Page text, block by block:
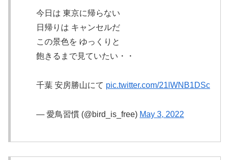
今日は 東京に帰らない
日帰りは キャンセルだ
この景色を ゆっくりと
飽きるまで見ていたい・・
千葉 安房勝山にて pic.twitter.com/21lWNB1DSc
— 愛鳥習慣 (@bird_is_free) May 3, 2022